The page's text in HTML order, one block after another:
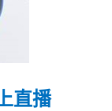
直播